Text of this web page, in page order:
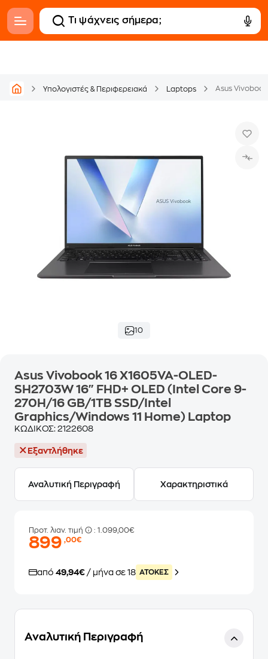
Υπολογιστές & Περιφερειακά Laptops
10
Asus Vivobook 16 X1605VA-OLED-
SH2703W 16" FHD+ OLED (Intel Core 9-
270H/16 GB/1TB SSD/Intel
Graphics/Windows 11 Home) Laptop
ΚΩΔΙΚΟΣ: 2122608
Εξαντλήθηκε
Αναλυτική Περιγραφή Χαρακτηριστικά
Προτ. λιαν. τιμή : 1.099,00€
899,00€
από 49,94€ / μήνα σε 18 ATOKEΣ
Αναλυτική Περιγραφή